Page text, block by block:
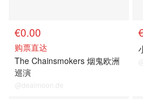
€0.00
购票直达
The Chainsmokers 烟鬼欧洲
巡演
@dealmoon.de